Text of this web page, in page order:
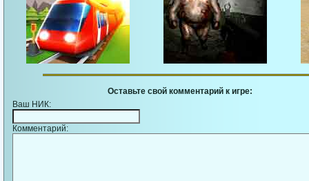
Оставьте свой комментарий к игре:
Ваш НИК:
Комментарий: